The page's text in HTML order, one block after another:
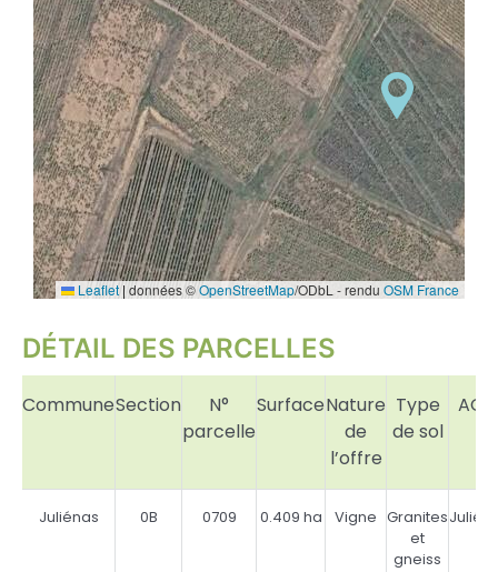
Leaflet| données ©OpenStreetMap/ODbL - rendu OSM France
DÉTAIL DES PARCELLES
CommuneSection
N°
parcelle
SurfaceNature
de
l’offre
Type
de sol
Juliénas 0B 0709 0.409 ha Vigne Granites
et
gneiss